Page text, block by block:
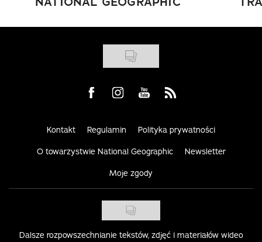
Visit us on Facebook
Visit us on Instagram
Visit us on Youtube
Visit us on Rss
Kontakt Regulamin Polityka prywatności
O towarzystwie National Geographic Newsletter
Moje zgody
Dalsze rozpowszechnianie tekstów, zdjęć i materiałów wideo